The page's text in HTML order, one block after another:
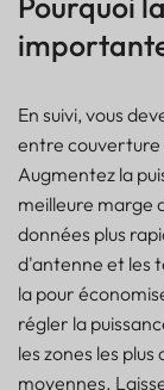
Pourquoi
En suivi, vous
entre couverture
Augmentez la
meilleure marge
données plus
d'antenne et les
la pour
régler la
les zones les
moyennes.